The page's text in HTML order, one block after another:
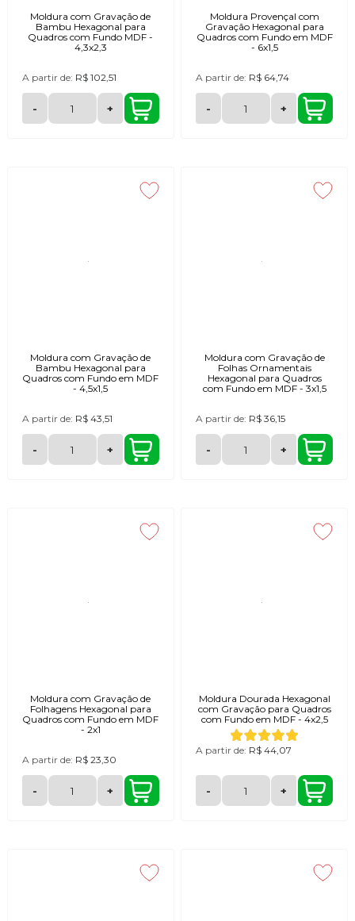
Moldura com Gravação de
Bambu Hexagonal para
Quadros com Fundo MDF -
4,3x2,3
A partir de: R$ 102,51
- +
Moldura Provençal com
Gravação Hexagonal para
Quadros com Fundo em MDF
- 6x1,5
A partir de: R$ 64,74
- +
Moldura com Gravação de
Bambu Hexagonal para
Quadros com Fundo em MDF
- 4,5x1,5
A partir de: R$ 43,51
- +
Moldura com Gravação de
Folhas Ornamentais
Hexagonal para Quadros
com Fundo em MDF - 3x1,5
A partir de: R$ 36,15
- +
Moldura com Gravação de
Folhagens Hexagonal para
Quadros com Fundo em MDF
- 2x1
A partir de: R$ 23,30
- +
Moldura Dourada Hexagonal
com Gravação para Quadros
com Fundo em MDF - 4x2,5
A partir de: R$ 44,07
- +